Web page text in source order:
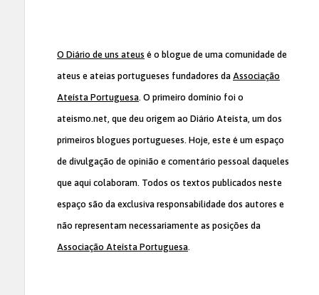
O Diário de uns ateus é o blogue de uma comunidade de
ateus e ateias portugueses fundadores da Associação
Ateísta Portuguesa. O primeiro domínio foi o
ateismo.net, que deu origem ao Diário Ateísta, um dos
primeiros blogues portugueses. Hoje, este é um espaço
de divulgação de opinião e comentário pessoal daqueles
que aqui colaboram. Todos os textos publicados neste
espaço são da exclusiva responsabilidade dos autores e
não representam necessariamente as posições da
Associação Ateísta Portuguesa.